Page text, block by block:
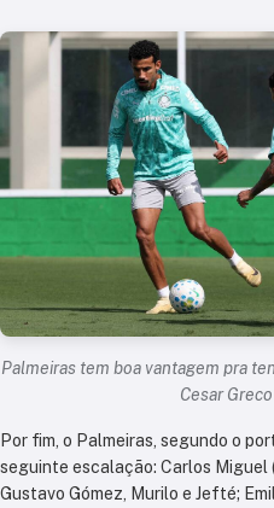
Palmeiras tem boa vantagem pra
Cesar
Por fim, o Palmeiras, segundo o
seguinte escalação: Carlos Miguel
Gustavo Gómez, Murilo e Jefté;